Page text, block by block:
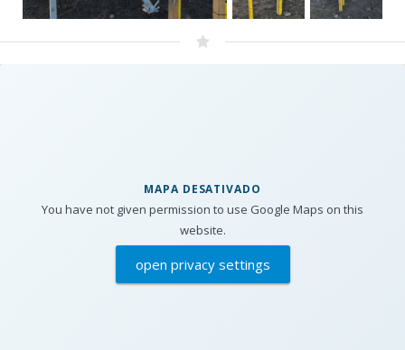
MAPA DESATIVADO
You have not given permission to use Google Maps on this
website.
open privacy settings